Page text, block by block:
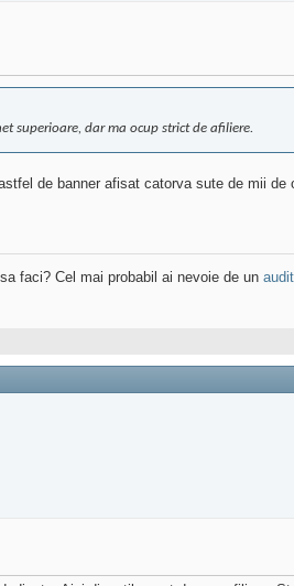
superioare, dar ma ocup strict de afiliere.
de banner afisat catorva sute de mii de
faci? Cel mai probabil ai nevoie de un